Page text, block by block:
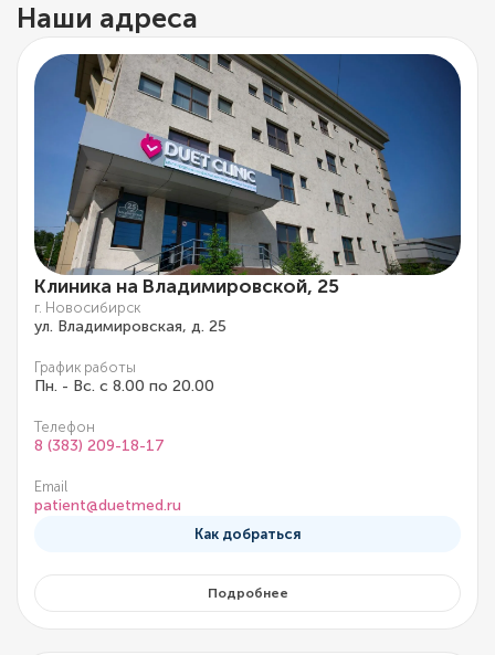
Наши адреса
Клиника на Владимировской, 25
г. Новосибирск
ул. Владимировская, д. 25
График работы
Пн. - Вс. с 8.00 по 20.00
Телефон
8 (383) 209-18-17
Email
patient@duetmed.ru
Как добраться
Подробнее